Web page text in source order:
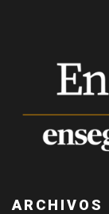
ARCHIVOS